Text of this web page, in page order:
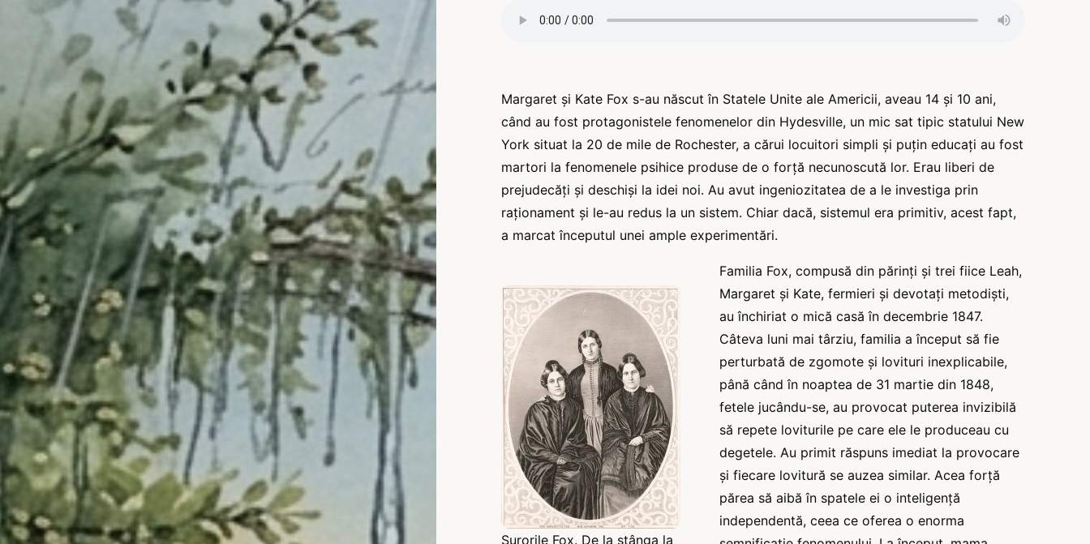
Margaret și Kate Fox s-au născut în Statele Unite ale Americii, aveau 14 și 10 ani,
când au fost protagonistele fenomenelor din Hydesville, un mic sat tipic statului New
York situat la 20 de mile de Rochester, a cărui locuitori simpli și puțin educați au fost
martori la fenomenele psihice produse de o forță necunoscută lor. Erau liberi de
prejudecăți și deschiși la idei noi. Au avut ingeniozitatea de a le investiga prin
raționament și le-au redus la un sistem. Chiar dacă, sistemul era primitiv, acest fapt,
a marcat începutul unei ample experimentări.
Surorile Fox. De la stânga la
Familia Fox, compusă din părinți și trei fiice Leah,
Margaret și Kate, fermieri și devotați metodiști,
au închiriat o mică casă în decembrie 1847.
Câteva luni mai târziu, familia a început să fie
perturbată de zgomote și lovituri inexplicabile,
până când în noaptea de 31 martie din 1848,
fetele jucându-se, au provocat puterea invizibilă
să repete loviturile pe care ele le produceau cu
degetele. Au primit răspuns imediat la provocare
și fiecare lovitură se auzea similar. Acea forță
părea să aibă în spatele ei o inteligență
independentă, ceea ce oferea o enorma